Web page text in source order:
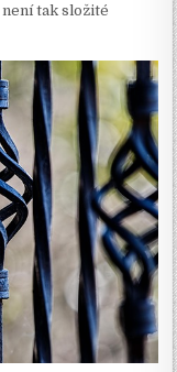
není tak složité